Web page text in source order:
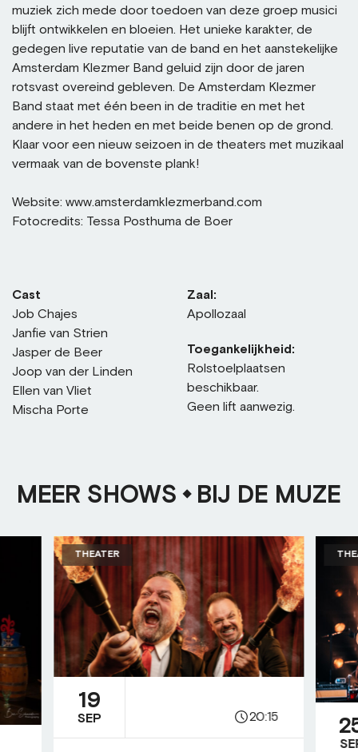
muziek zich mede door toedoen van deze groep musici
blijft ontwikkelen en bloeien. Het unieke karakter, de
gedegen live reputatie van de band en het aanstekelijke
Amsterdam Klezmer Band geluid zijn door de jaren
rotsvast overeind gebleven. De Amsterdam Klezmer
Band staat met één been in de traditie en met het
andere in het heden en met beide benen op de grond.
Klaar voor een nieuw seizoen in de theaters met muzikaal
vermaak van de bovenste plank!
Website: www.amsterdamklezmerband.com
Fotocredits: Tessa Posthuma de Boer
Cast
Job Chajes
Janfie van Strien
Jasper de Beer
Joop van der Linden
Ellen van Vliet
Mischa Porte
Zaal:
Apollozaal
Toegankelijkheid:
Rolstoelplaatsen
beschikbaar.
Geen lift aanwezig.
MEER SHOWS BIJ DE MUZE
THEATER
19
SEP 20:15